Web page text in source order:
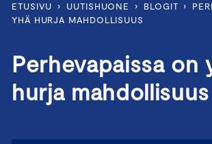
ETUSIVU › UUTISHUONE › BLOGIT ›
YHÄ HURJA MAHDOLLISUUS
Perhevapaissa on
hurja mahdollisuus